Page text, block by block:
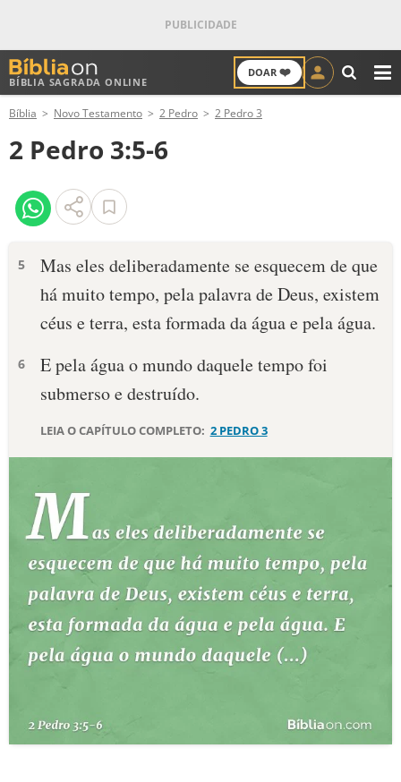
BÍBLIA SAGRADA ONLINE
DOAR ❤️
ANTIGO TESTAMENTO
NOVO TESTAMENTO
VERSÍCULOS
PALAVRA DO DIA
DEVOCIONAL DIÁRIO
10 MANDAMENTOS
ESBOÇOS DE PREGAÇÃO
TEMAS
PERGUNTE À BÍBLIA IA
TERMO BÍBLICO JOGOS
Bíblia Novo Testamento 2 Pedro 2 Pedro 3
2 Pedro 3:5-6
5
Mas eles deliberadamente se esquecem de que
há muito tempo, pela palavra de Deus, existem
céus e terra, esta formada da água e pela água.
6
E pela água o mundo daquele tempo foi
submerso e destruído.
LEIA O CAPÍTULO COMPLETO: 2 PEDRO 3